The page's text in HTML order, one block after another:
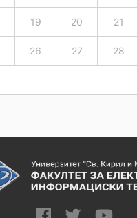
19 20 21
26 27 28